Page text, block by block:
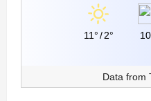
11°/ 2°
Data from